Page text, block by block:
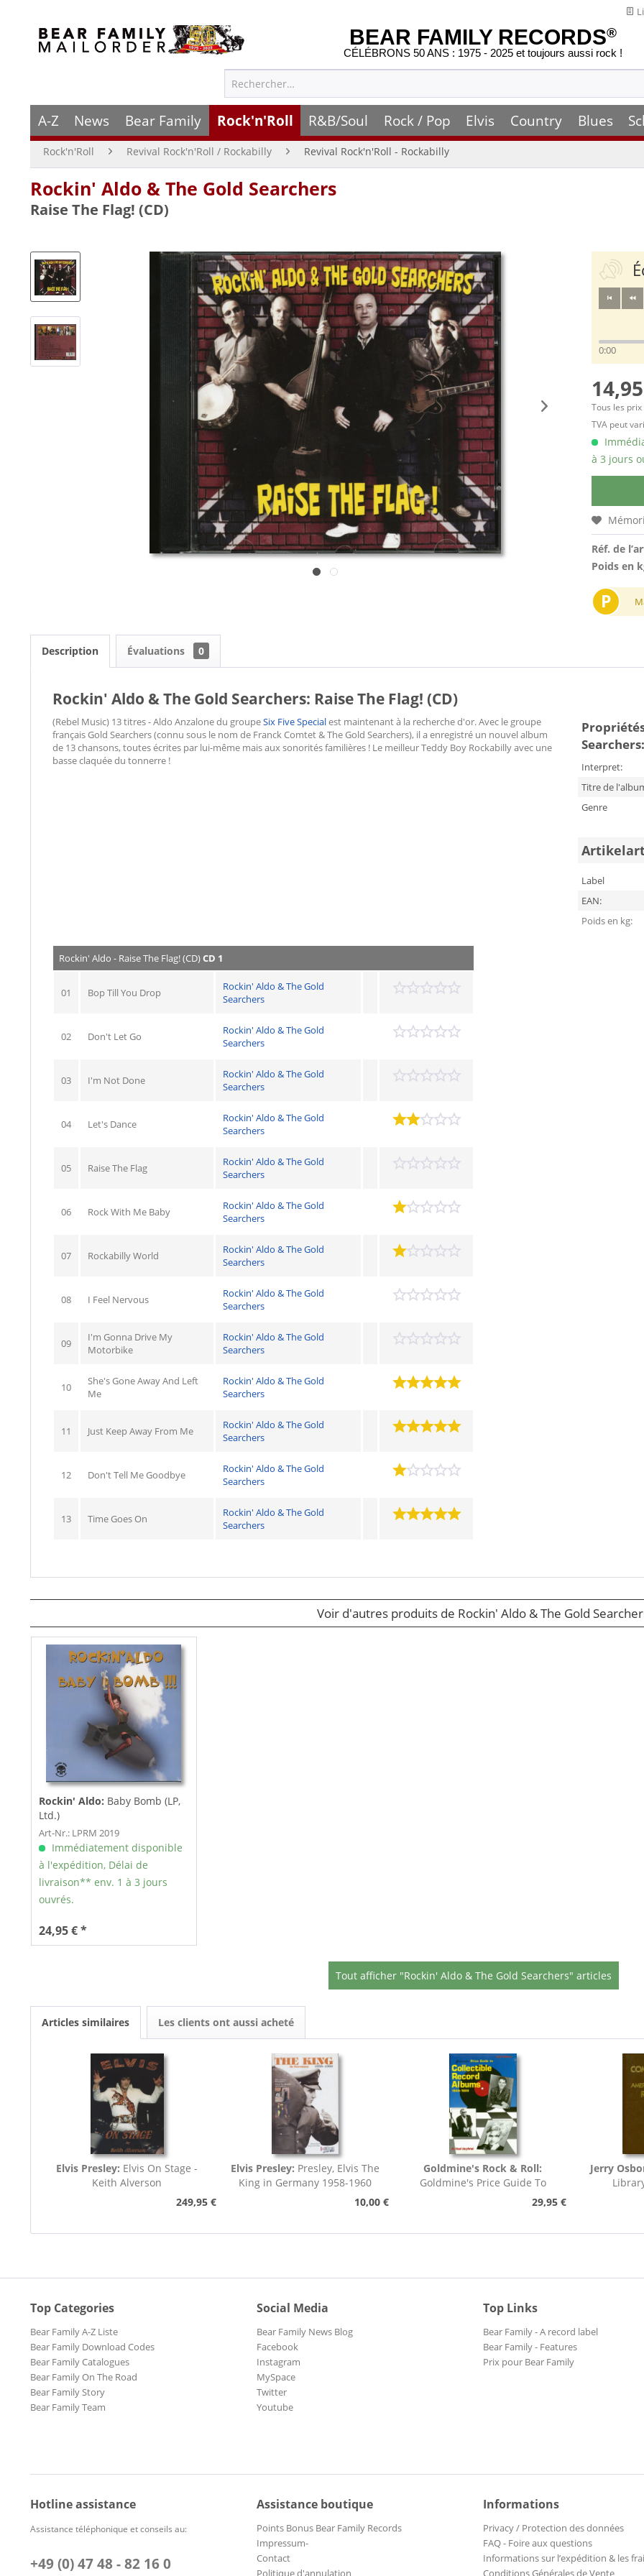
BEAR FAMILY RECORDS®
CÉLÉBRONS 50 ANS : 1975 - 2025 et toujours aussi rock !
A-Z News Bear Family Rock'n'Roll R&B/Soul Rock / Pop Elvis Country Blues
Rock'n'Roll Revival Rock'n'Roll / Rockabilly Revival Rock'n'Roll - Rockabilly
Rockin' Aldo & The Gold Searchers
Raise The Flag! (CD)
0:00
Tous les
TVA peut
à 3 jours
Réf. de
Poids en
P
Description Évaluations 0
Rockin' Aldo & The Gold Searchers: Raise The Flag! (CD)
(Rebel Music) 13 titres - Aldo Anzalone du groupeSix Five Specialest maintenant à la recherche d'or. Avec le groupe
français Gold Searchers (connu sous le nom de Franck Comtet & The Gold Searchers), il a enregistré un nouvel album
de 13 chansons, toutes écrites par lui-même mais aux sonorités familières ! Le meilleur Teddy Boy Rockabilly avec une
basse claquée du tonnerre !
Interpret:
Titre de
Genre
Label
EAN:
Poids en kg:
Rockin' Aldo - Raise The Flag! (CD)CD 1
01 Bop Till You Drop
Rockin' Aldo & The Gold
Searchers
02 Don't Let Go
Rockin' Aldo & The Gold
Searchers
03 I'm Not Done
Rockin' Aldo & The Gold
Searchers
04 Let's Dance
Rockin' Aldo & The Gold
Searchers
05 Raise The Flag
Rockin' Aldo & The Gold
Searchers
06 Rock With Me Baby
Rockin' Aldo & The Gold
Searchers
07 Rockabilly World
Rockin' Aldo & The Gold
Searchers
08 I Feel Nervous
Rockin' Aldo & The Gold
Searchers
09
I'm Gonna Drive My
Motorbike
Rockin' Aldo & The Gold
Searchers
10
She's Gone Away And Left
Me
Rockin' Aldo & The Gold
Searchers
11 Just Keep Away From Me
Rockin' Aldo & The Gold
Searchers
12 Don't Tell Me Goodbye
Rockin' Aldo & The Gold
Searchers
13 Time Goes On
Rockin' Aldo & The Gold
Searchers
Voir d'autres produits de Rockin' Aldo & The Gold
Rockin' Aldo: Baby Bomb (LP,
Ltd.)
Art-Nr.: LPRM 2019
Immédiatement disponible
à l'expédition, Délai de
livraison** env. 1 à 3 jours
ouvrés.
24,95 € *
Tout afficher "Rockin' Aldo & The Gold Searchers" articles
Articles similaires Les clients ont aussi acheté
Elvis Presley: Elvis On Stage -
Keith Alverson
249,95 €
Elvis Presley: Presley, Elvis The
King in Germany 1958-1960
10,00 €
Goldmine's Rock & Roll:
Goldmine's Price Guide To
Collectable Record...29,95 €
Jerry
Top Categories
Bear Family A-Z Liste
Bear Family Download Codes
Bear Family Catalogues
Bear Family On The Road
Bear Family Story
Bear Family Team
Social Media
Bear Family News Blog
Facebook
Instagram
MySpace
Twitter
Youtube
Top Links
Bear Family - A record label
Bear Family - Features
Prix pour Bear Family
Hotline assistance
Assistance téléphonique et conseils au:
+49 (0) 47 48 - 82 16 0
Assistance boutique
Points Bonus Bear Family Records
Impressum-
Contact
Politique d'annulation
Informations
Privacy / Protection des données
FAQ - Foire aux questions
Informations sur l’expédition & les
Conditions Générales de Vente